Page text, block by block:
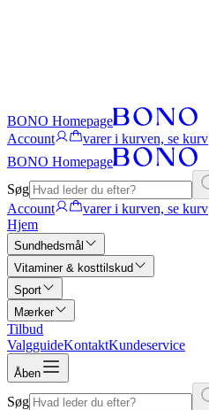
BONO Homepage
Account
varer i kurven, se kurv
BONO Homepage
Søg
Account
varer i kurven, se kurv
Hjem
Sundhedsmål
Vitaminer & kosttilskud
Sport
Mærker
Tilbud
ValgguideKontaktKundeservice
Åben
Søg